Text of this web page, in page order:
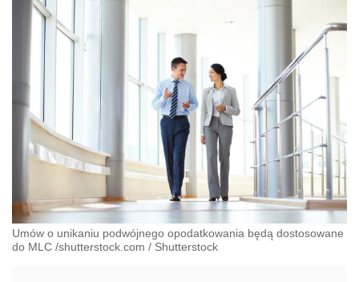
Umów o unikaniu podwójnego opodatkowania będą dostosowane
do MLC /shutterstock.com / Shutterstock